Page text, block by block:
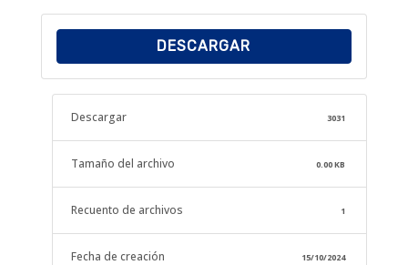
DESCARGAR
Descargar 3031
Tamaño del archivo 0.00 KB
Recuento de archivos 1
Fecha de creación 15/10/2024